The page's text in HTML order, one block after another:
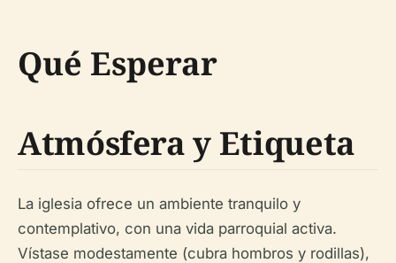
Qué Esperar
Atmósfera y Etiqueta
La iglesia ofrece un ambiente tranquilo y
contemplativo, con una vida parroquial activa.
Vístase modestamente (cubra hombros y rodillas),